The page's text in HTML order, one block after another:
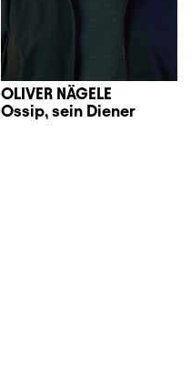
OLIVER NÄGELE
Ossip, sein Diener